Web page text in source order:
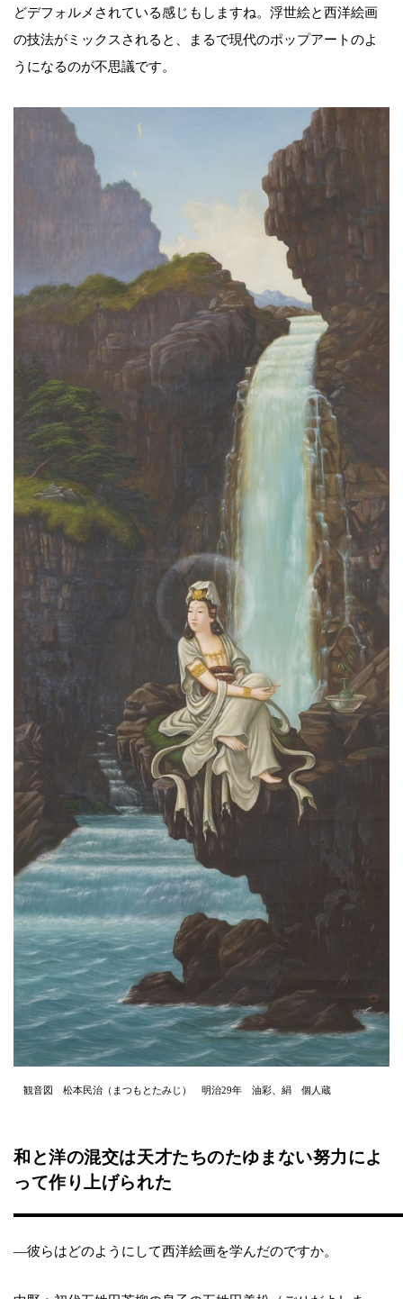
どデフォルメされている感じもしますね。浮世絵と西洋絵画
の技法がミックスされると、まるで現代のポップアートのよ
うになるのが不思議です。
観音図 松本民治（まつもとたみじ） 明治29年 油彩、絹 個人蔵
和と洋の混交は天才たちのたゆまない努力によ
って作り上げられた
―彼らはどのようにして西洋絵画を学んだのですか。